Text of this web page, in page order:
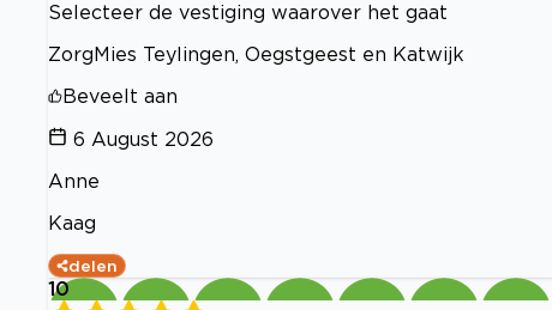
Selecteer de vestiging waarover het gaat
ZorgMies Teylingen, Oegstgeest en Katwijk
Beveelt aan
6 August 2026
Anne
Kaag
delen
10